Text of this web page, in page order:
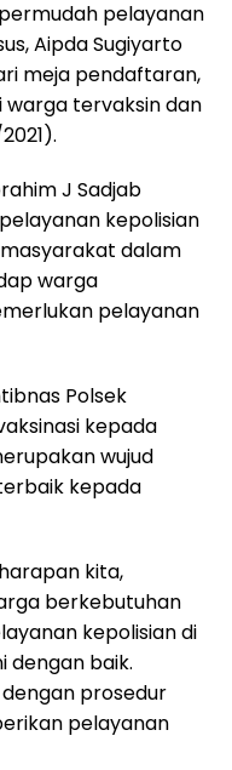
pelayanan
Aipda Sugiyarto
meja pendaftaran,
warga tervaksin dan
J Sadjab
kepolisian
dalam
warga
pelayanan
Polsek
kepada
wujud
kepada
kita,
berkebutuhan
kepolisian di
dengan baik.
prosedur
pelayanan